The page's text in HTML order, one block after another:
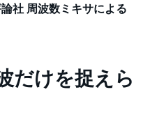
社 周波数ミキサによる
だけを捉えら